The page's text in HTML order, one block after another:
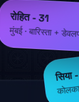
रोहित - 31
मुंबई · बारिस्ता + डेवलपर
सिया